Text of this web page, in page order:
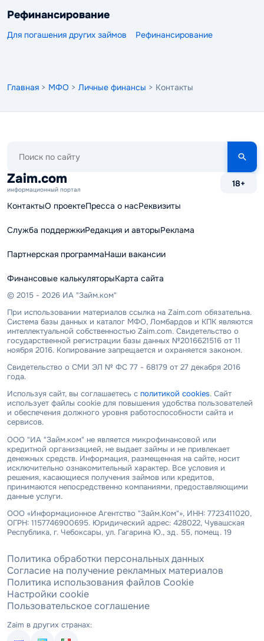
Рефинансирование
Для погашения других займов Рефинансирование
Главная > МФО > Личные финансы > Контакты
сайту
Zaim.com
информационный портал
18+
КонтактыО проектеПресса о насРеквизиты
Служба поддержкиРедакция и авторыРеклама
Партнерская программаНаши вакансии
Финансовые калькуляторыКарта сайта
© 2015 - 2026 ИА "Займ.ком"
При использовании материалов ссылка на Zaim.com обязательна.
Система базы данных и каталог МФО, Ломбардов и КПК являются
интеллектуальной собственностью Zaim.com. Свидетельство о
государственной регистрации базы данных №2016621516 от 11
ноября 2016. Копирование запрещается и охраняется законом.
Свидетельство о СМИ ЭЛ № ФС 77 - 68179 от 27 декабря 2016
года.
Используя сайт, вы соглашаетесь с политикой cookies. Сайт
использует файлы cookie для повышения удобства пользователей
и обеспечения должного уровня работоспособности сайта и
сервисов.
ООО "ИА "Займ.ком" не является микрофинансовой или
кредитной организацией, не выдает займы и не привлекает
денежных средств. Информация, размещенная на сайте, носит
исключительно ознакомительный характер. Все условия и
решения, касающиеся получения займов или кредитов,
принимаются непосредственно компаниями, предоставляющими
данные услуги.
ООО «Информационное Агентство "Займ.Ком"», ИНН: 7723411020,
ОГРН: 1157746900695. Юридический адрес: 428022, Чувашская
Республика, г. Чебоксары, ул. Гагарина Ю., зд. 55, помещ. 19
Политика обработки персональных данных
Согласие на получение рекламных материалов
Политика использования файлов Cookie
Настройки cookie
Пользовательское соглашение
Zaim в других странах: